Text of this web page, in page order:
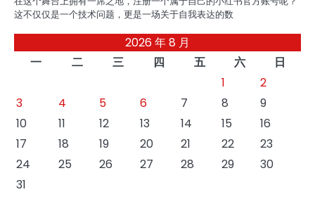
这不仅仅是一个技术问题，更是一场关于自我表达的数
2026 年 8 月
一
二 三 四 五 六
日
1
2
3
4 5 6 7 8
9
10
11 12 13 14 15
16
17
18 19 20 21 22
23
24
25 26 27 28 29
30
31